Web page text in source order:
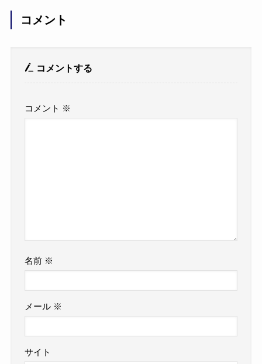
コメント
コメントする
コメント ※
名前 ※
メール ※
サイト